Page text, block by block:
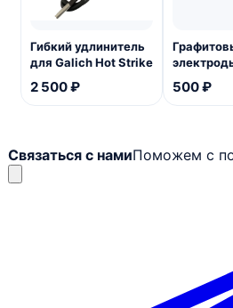
Гибкий удлинитель
для Galich Hot Strike
2 500 ₽ 500 ₽
Связаться с намиПоможем с